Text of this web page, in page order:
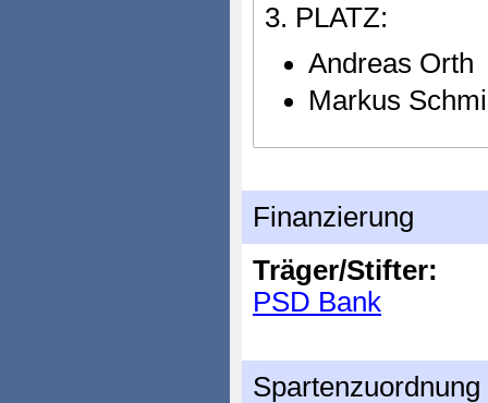
3. PLATZ:
Andreas Orth
Markus
Finanzierung
Träger/Stifter:
PSD Bank
Spartenzuordnung